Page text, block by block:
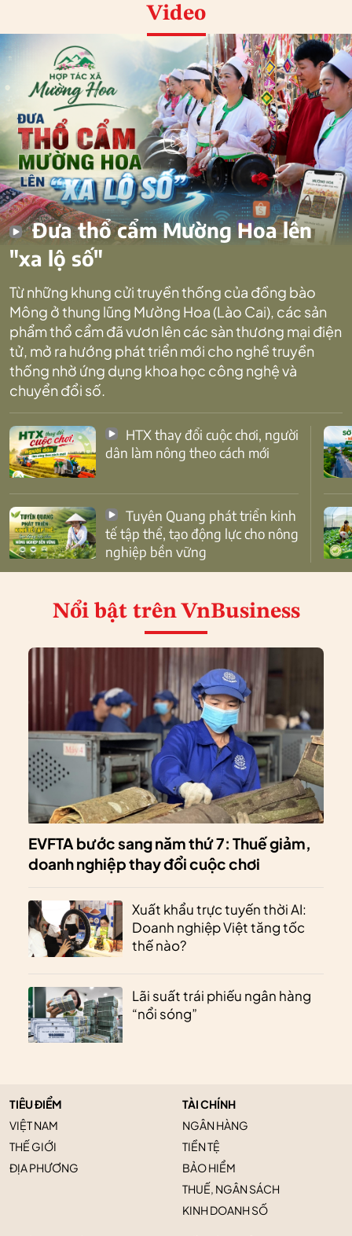
Video
Đưa thổ cẩm Mường Hoa lên
"xa lộ số"
Từ những khung cửi truyền thống của đồng bào
Mông ở thung lũng Mường Hoa (Lào Cai), các sản
phẩm thổ cẩm đã vươn lên các sàn thương mại điện
tử, mở ra hướng phát triển mới cho nghề truyền
thống nhờ ứng dụng khoa học công nghệ và
chuyển đổi số.
dân làm nông theo cách mới
tế tập thể, tạo động lực cho nông
nghiệp bền vững
Nổi bật trên VnBusiness
EVFTA bước sang năm thứ 7: Thuế giảm,
doanh nghiệp thay đổi cuộc chơi
Xuất khẩu trực tuyến thời AI:
Doanh nghiệp Việt tăng tốc
thế nào?
Lãi suất trái phiếu ngân hàng
“nổi sóng”
TIÊU ĐIỂM
VIỆT NAM
THẾ GIỚI
ĐỊA PHƯƠNG
TÀI CHÍNH
NGÂN HÀNG
TIỀN TỆ
BẢO HIỂM
THUẾ, NGÂN SÁCH
KINH DOANH SỐ